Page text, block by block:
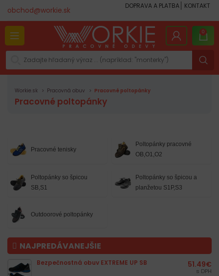
obchod@workie.sk DOPRAVA A PLATBA KONTAKT
0
Workie.sk Pracovná obuv Pracovné poltopánky
Pracovné poltopánky
Pracovné tenisky
Poltopánky pracovné
OB,O1,O2
Poltopánky so špicou
SB,S1
Poltopánky so špicou a
planžetou S1P,S3
Outdoorové poltopánky
NAJPREDÁVANEJŠIE
Bezpečnostná obuv EXTREME UP SB 51.49€
s DPH